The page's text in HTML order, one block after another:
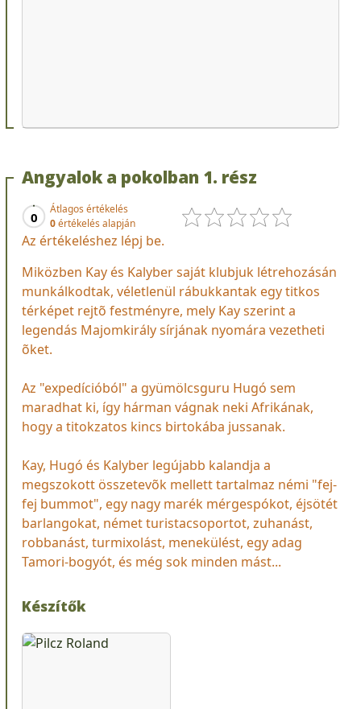
Angyalok a pokolban 1. rész
0
Átlagos értékelés
0értékelés alapján
Az értékeléshez lépj be.
Miközben Kay és Kalyber saját klubjuk létrehozásán
munkálkodtak, véletlenül rábukkantak egy titkos
térképet rejtõ festményre, mely Kay szerint a
legendás Majomkirály sírjának nyomára vezetheti
õket.
Az "expedícióból" a gyümölcsguru Hugó sem
maradhat ki, így hárman vágnak neki Afrikának,
hogy a titokzatos kincs birtokába jussanak.
Kay, Hugó és Kalyber legújabb kalandja a
megszokott összetevõk mellett tartalmaz némi "fej-
fej bummot", egy nagy marék mérgespókot, éjsötét
barlangokat, német turistacsoportot, zuhanást,
robbanást, turmixolást, menekülést, egy adag
Tamori-bogyót, és még sok minden mást...
Készítők